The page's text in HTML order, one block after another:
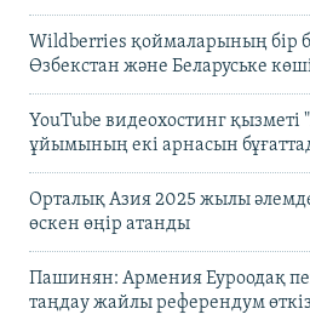
Wildberries қоймаларының бір
Өзбекстан және Беларуське
YouTube видеохостинг қызметі
ұйымының екі арнасын
Орталық Азия 2025 жылы
өскен өңір атанды
Пашинян: Армения Еуроодақ
таңдау жайлы референдум